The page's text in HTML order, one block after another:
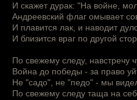
И скажет дурак: "На войне,
Андреевский флаг омывает
И плавится лак, и наводит
И близится враг по другой
По свежему следу, навстречу
Война до победы - за право
Не "садо", не "педо" - мы
По свежему следу таща на